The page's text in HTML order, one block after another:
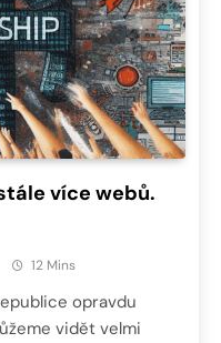
více webů.
12 Mins
opravdu
vidět velmi